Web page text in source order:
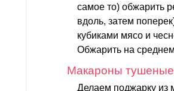
самое то) обжарить
вдоль, затем
кубиками мясо и
Обжарить на
Макароны тушеные
Делаем поджарку из